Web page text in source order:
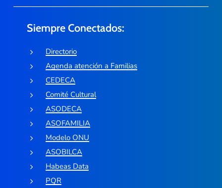
Siempre Conectados:
Directorio
Agenda atención a Familias
CEDECA
Comité Cultural
ASODECA
ASOFAMILIA
Modelo ONU
ASOBILCA
Habeas Data
PQR